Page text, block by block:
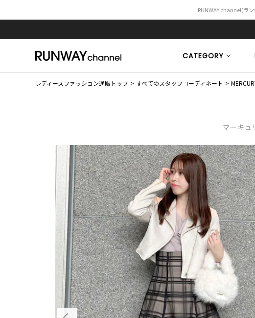
RUNWAY channel(ラ
CATEGORY
レディースファッション通販トップ すべてのスタッフコーディネート
マーキュ